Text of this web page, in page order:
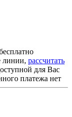
линии, рассчитать
для Вас
платежа нет